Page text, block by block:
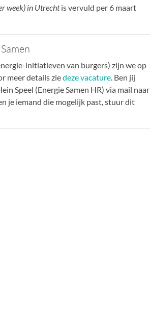
week) in Utrechtis vervuld per 6 maart
initiatieven van burgers) zijn we op
meer details ziedeze vacature. Ben jij
Speel (Energie Samen HR) via mail naar
je iemand die mogelijk past, stuur dit